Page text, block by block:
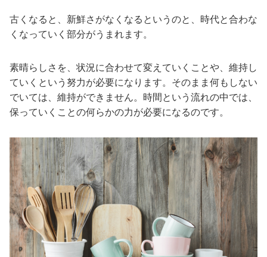
古くなると、新鮮さがなくなるというのと、時代と合わな
くなっていく部分がうまれます。
素晴らしさを、状況に合わせて変えていくことや、維持し
ていくという努力が必要になります。そのまま何もしない
でいては、維持ができません。時間という流れの中では、
保っていくことの何らかの力が必要になるのです。